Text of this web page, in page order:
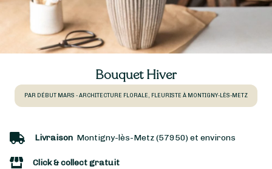
Bouquet Hiver
PAR DÉBUT MARS - ARCHITECTURE FLORALE, FLEURISTE À MONTIGNY-LÈS-METZ
Livraison Montigny-lès-Metz (57950) et environs
Click & collect gratuit